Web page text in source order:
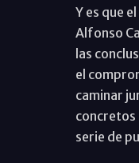
Y es que
Alfonso
las
el
caminar
concretos
serie de